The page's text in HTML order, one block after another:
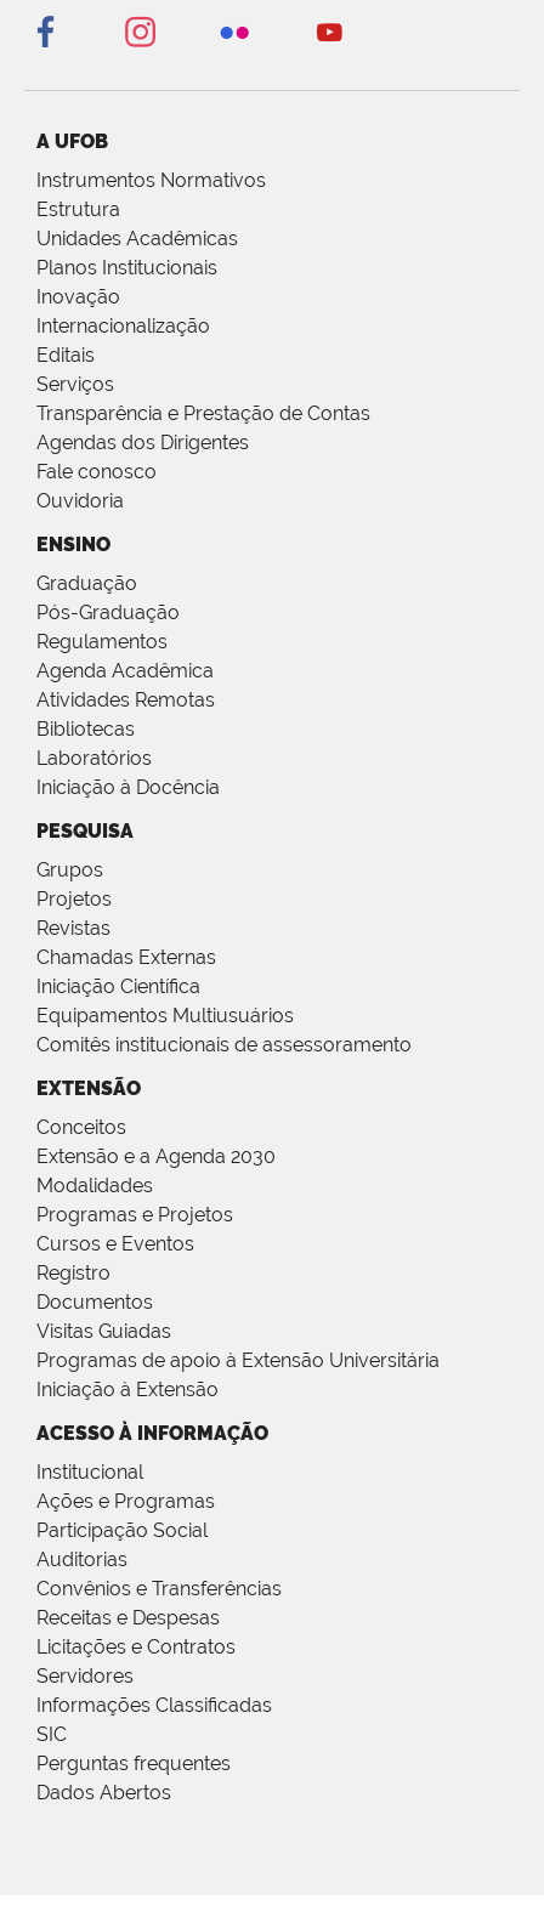
A UFOB
Instrumentos Normativos
Estrutura
Unidades Acadêmicas
Planos Institucionais
Inovação
Internacionalização
Editais
Serviços
Transparência e Prestação de Contas
Agendas dos Dirigentes
Fale conosco
Ouvidoria
ENSINO
Graduação
Pós-Graduação
Regulamentos
Agenda Acadêmica
Atividades Remotas
Bibliotecas
Laboratórios
Iniciação à Docência
PESQUISA
Grupos
Projetos
Revistas
Chamadas Externas
Iniciação Científica
Equipamentos Multiusuários
Comitês institucionais de assessoramento
EXTENSÃO
Conceitos
Extensão e a Agenda 2030
Modalidades
Programas e Projetos
Cursos e Eventos
Registro
Documentos
Visitas Guiadas
Programas de apoio à Extensão Universitária
Iniciação à Extensão
ACESSO À INFORMAÇÃO
Institucional
Ações e Programas
Participação Social
Auditorias
Convênios e Transferências
Receitas e Despesas
Licitações e Contratos
Servidores
Informações Classificadas
SIC
Perguntas frequentes
Dados Abertos